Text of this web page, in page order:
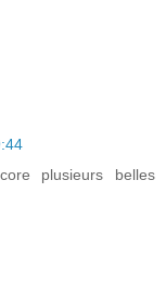
plusieurs belles